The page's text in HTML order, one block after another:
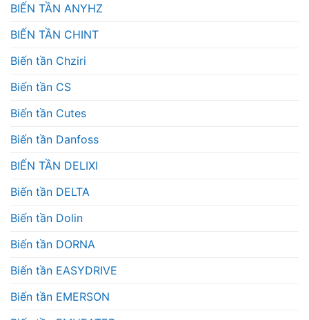
BIẾN TẦN ANYHZ
BIẾN TẦN CHINT
Biến tần Chziri
Biến tần CS
Biến tần Cutes
Biến tần Danfoss
BIẾN TẦN DELIXI
Biến tần DELTA
Biến tần Dolin
Biến tần DORNA
Biến tần EASYDRIVE
Biến tần EMERSON